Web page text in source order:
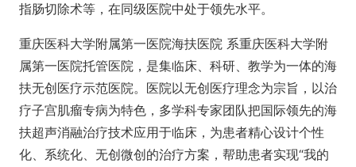
指肠切除术等，在同级医院中处于领先水平。
重庆医科大学附属第一医院海扶医院 系重庆医科大学附
属第一医院托管医院，是集临床、科研、教学为一体的海
扶无创医疗示范医院。医院以无创医疗理念为宗旨，以治
疗子宫肌瘤专病为特色，多学科专家团队把国际领先的海
扶超声消融治疗技术应用于临床，为患者精心设计个性
化、系统化、无创微创的治疗方案，帮助患者实现“我的